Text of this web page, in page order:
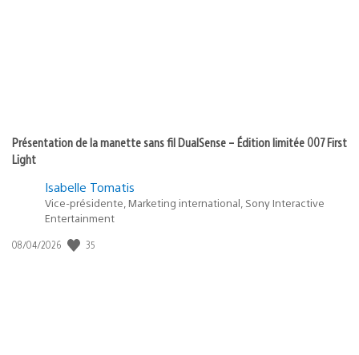
Présentation de la manette sans fil DualSense – Édition limitée 007 First
Light
Isabelle Tomatis
Vice-présidente, Marketing international, Sony Interactive
Entertainment
Date
08/04/2026 35